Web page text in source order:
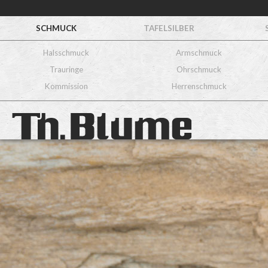
SCHMUCK TAFELSILBER
Halsschmuck
Armschmuck
Trauringe
Ohrschmuck
Kommission
Herrenschmuck
Ring
Nr. 581
900/ooo Gold
Tansanit 0,79 ct.
ca. 3.720,– €